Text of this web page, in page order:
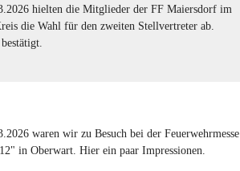
hielten die Mitglieder der FF Maiersdorf im
die Wahl für den zweiten Stellvertreter ab.
waren wir zu Besuch bei der Feuerwehrmesse
in Oberwart. Hier ein paar Impressionen.